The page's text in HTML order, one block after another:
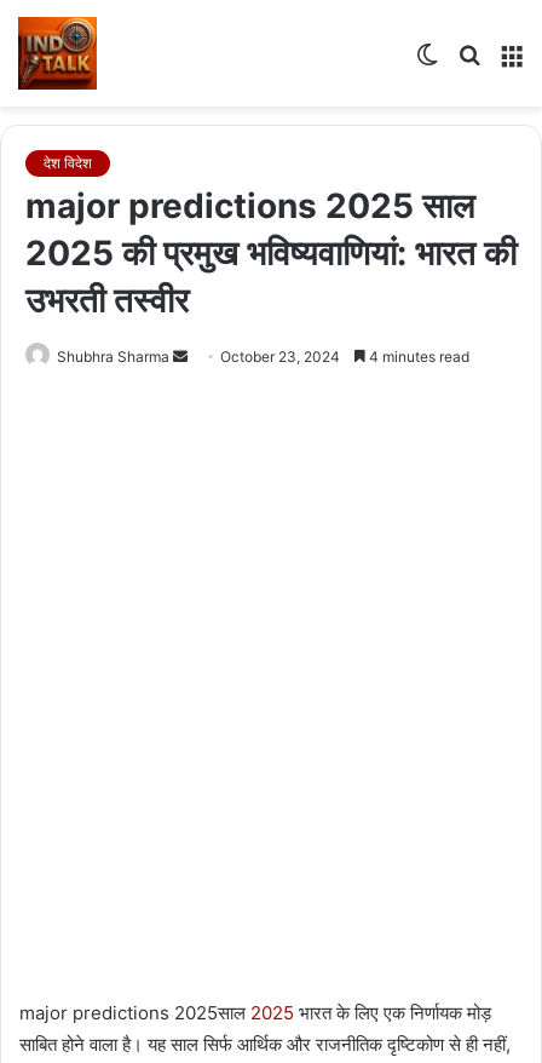
Search
Switch
देश विदेश
major predictions 2025 साल
2025 की प्रमुख भविष्यवाणियां: भारत की
उभरती तस्वीर
Shubhra Sharma
SendOctober 23, 2024 4 minutes read
major predictions 2025साल 2025 भारत के लिए एक निर्णायक मोड़
साबित होने वाला है। यह साल सिर्फ आर्थिक और राजनीतिक दृष्टिकोण से ही नहीं,